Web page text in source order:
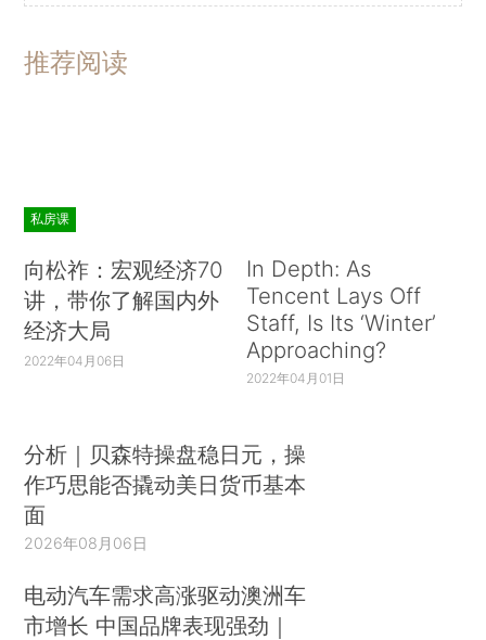
推荐阅读
私房课
向松祚：宏观经济70
讲，带你了解国内外
经济大局
2022年04月06日
In Depth: As
Tencent Lays Off
Staff, Is Its ‘Winter’
Approaching?
2022年04月01日
分析｜贝森特操盘稳日元，操
作巧思能否撬动美日货币基本
面
2026年08月06日
电动汽车需求高涨驱动澳洲车
市增长 中国品牌表现强劲｜